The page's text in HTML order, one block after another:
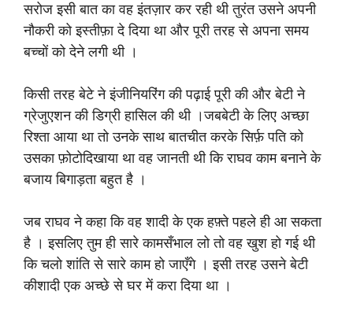
सरोज इसी बात का वह इंतज़ार कर रही थी तुरंत उसने अपनी
नौकरी को इस्तीफ़ा दे दिया था और पूरी तरह से अपना समय
बच्चों को देने लगी थी ।
किसी तरह बेटे ने इंजीनियरिंग की पढ़ाई पूरी की और बेटी ने
ग्रेजुएशन की डिग्री हासिल की थी ।जबबेटी के लिए अच्छा
रिश्ता आया था तो उनके साथ बातचीत करके सिर्फ़ पति को
उसका फ़ोटोदिखाया था वह जानती थी कि राघव काम बनाने के
बजाय बिगाड़ता बहुत है ।
जब राघव ने कहा कि वह शादी के एक हफ़्ते पहले ही आ सकता
है । इसलिए तुम ही सारे कामसँभाल लो तो वह खुश हो गई थी
कि चलो शांति से सारे काम हो जाएँगे । इसी तरह उसने बेटी
कीशादी एक अच्छे से घर में करा दिया था ।